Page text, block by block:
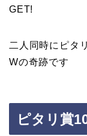
GET!
二人同時にピタ
Wの奇跡です
ピタリ賞